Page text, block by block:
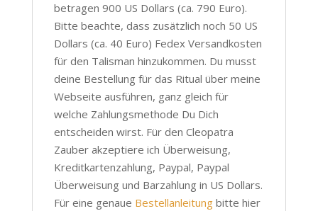
betragen 900 US Dollars (ca. 790 Euro).
Bitte beachte, dass zusätzlich noch 50 US
Dollars (ca. 40 Euro) Fedex Versandkosten
für den Talisman hinzukommen. Du musst
deine Bestellung für das Ritual über meine
Webseite ausführen, ganz gleich für
welche Zahlungsmethode Du Dich
entscheiden wirst. Für den Cleopatra
Zauber akzeptiere ich Überweisung,
Kreditkartenzahlung, Paypal, Paypal
Überweisung und Barzahlung in US Dollars.
Für eine genaue Bestellanleitungbitte hier